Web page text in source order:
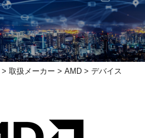
> 取扱メーカー > AMD > デバイス